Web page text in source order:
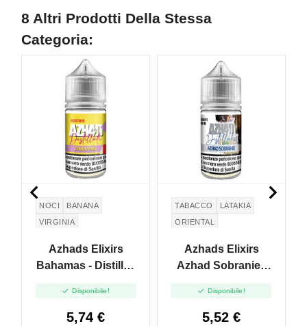
8 Altri Prodotti Della Stessa
Categoria:
NOCI
BANANA
VIRGINIA
Azhads Elixirs
Bahamas - Distillati
 Disponibile!
5,74 €
TABACCO
LATAKIA
ORIENTAL
Azhads Elixirs
Azhad Sobranie -
10+10
 Disponibile!
5,52 €
 